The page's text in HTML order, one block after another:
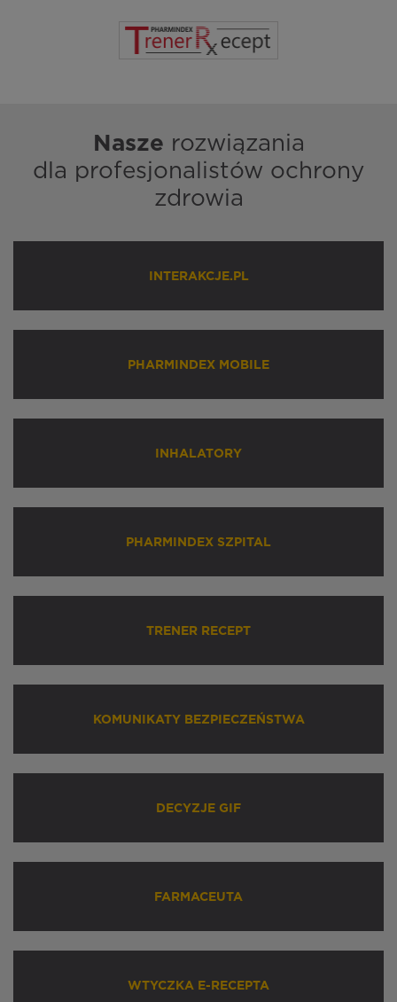
Nasze rozwiązania
dla profesjonalistów ochrony
zdrowia
INTERAKCJE.PL
PHARMINDEX MOBILE
INHALATORY
PHARMINDEX SZPITAL
TRENER RECEPT
KOMUNIKATY BEZPIECZEŃSTWA
DECYZJE GIF
FARMACEUTA
WTYCZKA E-RECEPTA